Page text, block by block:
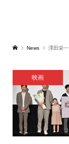
News 澤田栄一
映画